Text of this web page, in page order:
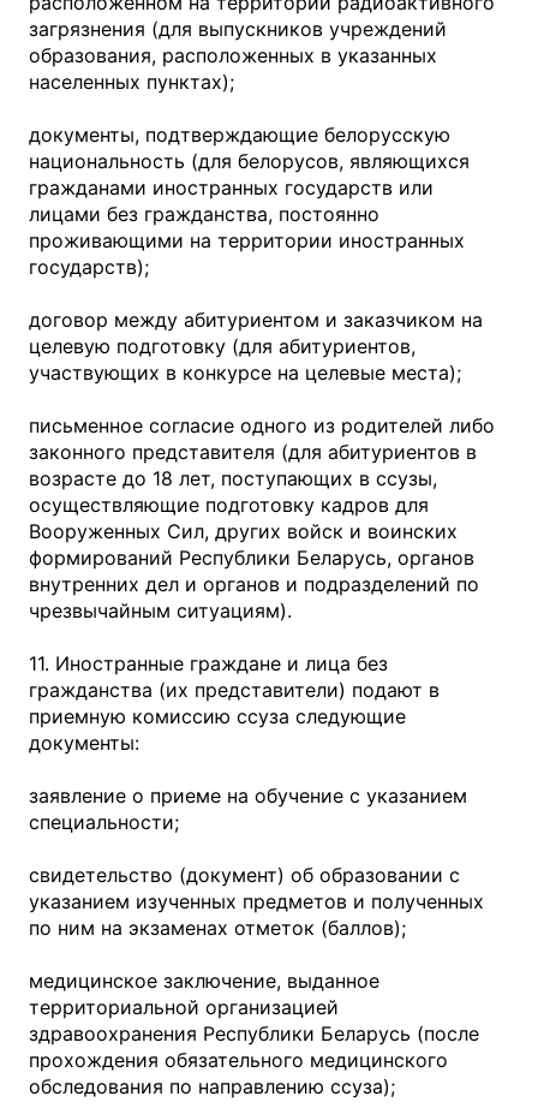
загрязнения (для выпускников учреждений
образования, расположенных в указанных
населенных пунктах);
документы, подтверждающие белорусскую
национальность (для белорусов, являющихся
гражданами иностранных государств или
лицами без гражданства, постоянно
проживающими на территории иностранных
государств);
договор между абитуриентом и заказчиком на
целевую подготовку (для абитуриентов,
участвующих в конкурсе на целевые места);
письменное согласие одного из родителей либо
законного представителя (для абитуриентов в
возрасте до 18 лет, поступающих в ссузы,
осуществляющие подготовку кадров для
Вооруженных Сил, других войск и воинских
формирований Республики Беларусь, органов
внутренних дел и органов и подразделений по
чрезвычайным ситуациям).
11. Иностранные граждане и лица без
гражданства (их представители) подают в
приемную комиссию ссуза следующие
документы:
заявление о приеме на обучение с указанием
специальности;
свидетельство (документ) об образовании с
указанием изученных предметов и полученных
по ним на экзаменах отметок (баллов);
медицинское заключение, выданное
территориальной организацией
здравоохранения Республики Беларусь (после
прохождения обязательного медицинского
обследования по направлению ссуза);